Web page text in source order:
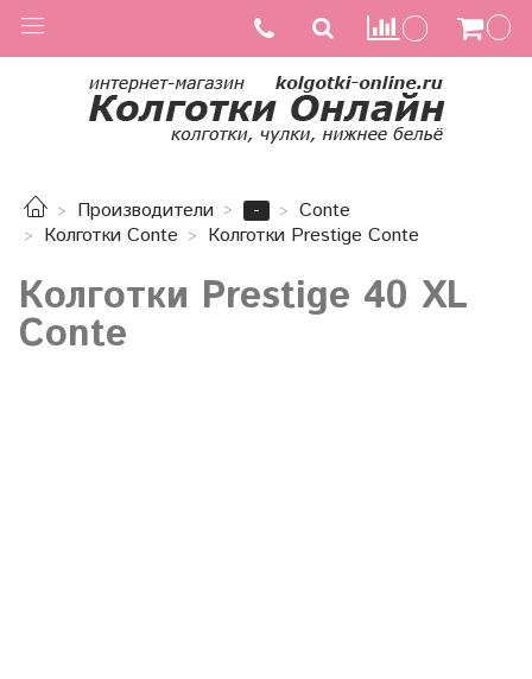
Производители -
Conte
Колготки Conte
Колготки Prestige Сonte
Колготки Prestige 40 XL
Conte